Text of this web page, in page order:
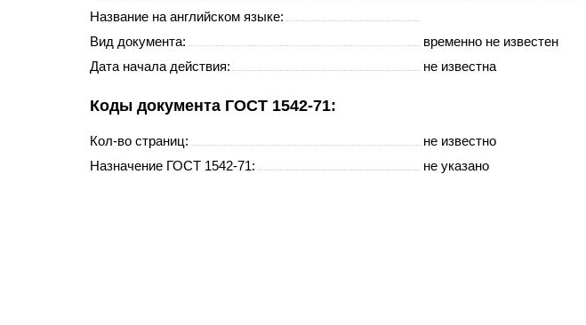
Название на английском языке:
Вид документа:
временно не известен
Дата начала действия:
не известна
Коды документа ГОСТ 1542-71:
Кол-во страниц:
не известно
Назначение ГОСТ 1542-71:
не указано